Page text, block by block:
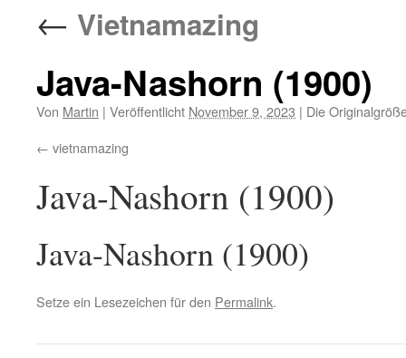
← Vietnamazing
Java-Nashorn (1900)
Von Martin | Veröffentlicht November 9, 2023 | Die
vietnamazing
Java-Nashorn (1900)
Java-Nashorn (1900)
Setze ein Lesezeichen für den Permalink.